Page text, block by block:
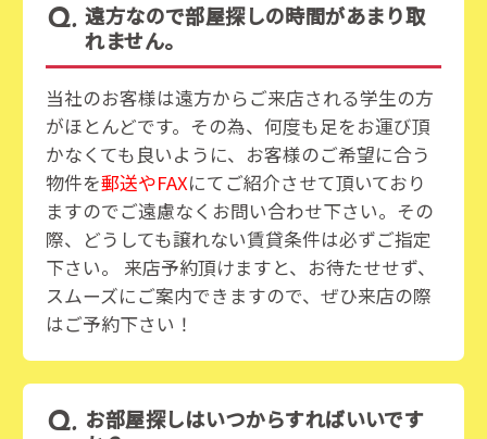
遠方なので部屋探しの時間があまり取
れません。
当社のお客様は遠方からご来店される学生の方
がほとんどです。その為、何度も足をお運び頂
かなくても良いように、お客様のご希望に合う
物件を郵送やFAXにてご紹介させて頂いており
ますのでご遠慮なくお問い合わせ下さい。その
際、どうしても譲れない賃貸条件は必ずご指定
下さい。 来店予約頂けますと、お待たせせず、
スムーズにご案内できますので、ぜひ来店の際
はご予約下さい！
お部屋探しはいつからすればいいです